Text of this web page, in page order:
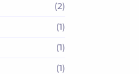
(2)
(1)
(1)
(1)